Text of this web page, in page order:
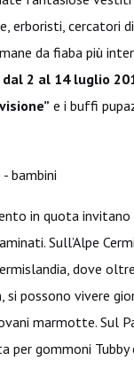
erboristi, cercatori
da fiaba più
dal 2 al 14 luglio
e i buffi
in quota invitano
Sull’Alpe
dove
si possono vivere
marmotte. Sul
per gommoni Tubby